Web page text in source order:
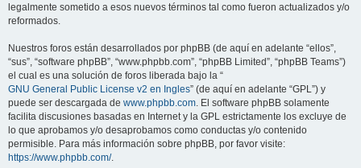
legalmente sometido a esos nuevos términos tal como fueron actualizados y/o
reformados.
Nuestros foros están desarrollados por phpBB (de aquí en adelante “ellos”,
“sus”, “software phpBB”, “www.phpbb.com”, “phpBB Limited”, “phpBB Teams”)
el cual es una solución de foros liberada bajo la “
GNU General Public License v2 en Ingles” (de aquí en adelante “GPL”) y
puede ser descargada de www.phpbb.com. El software phpBB solamente
facilita discusiones basadas en Internet y la GPL estrictamente los excluye de
lo que aprobamos y/o desaprobamos como conductas y/o contenido
permisible. Para más información sobre phpBB, por favor visite:
https://www.phpbb.com/.